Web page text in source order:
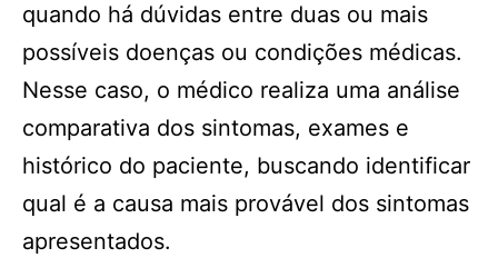
quando há dúvidas entre duas ou mais
possíveis doenças ou condições médicas.
Nesse caso, o médico realiza uma análise
comparativa dos sintomas, exames e
histórico do paciente, buscando identificar
qual é a causa mais provável dos sintomas
apresentados.